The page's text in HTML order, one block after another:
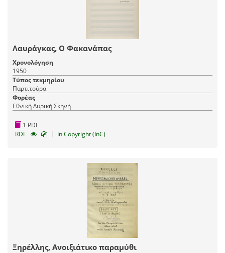
Λαυράγκας, Ο Φακανάπας
Χρονολόγηση
1950
Τύπος τεκμηρίου
Παρτιτούρα
Φορέας
Εθνική Λυρική Σκηνή
1 PDF
RDF
| In Copyright (InC)
Ξηρέλλης, Ανοιξιάτικο παραμύθι